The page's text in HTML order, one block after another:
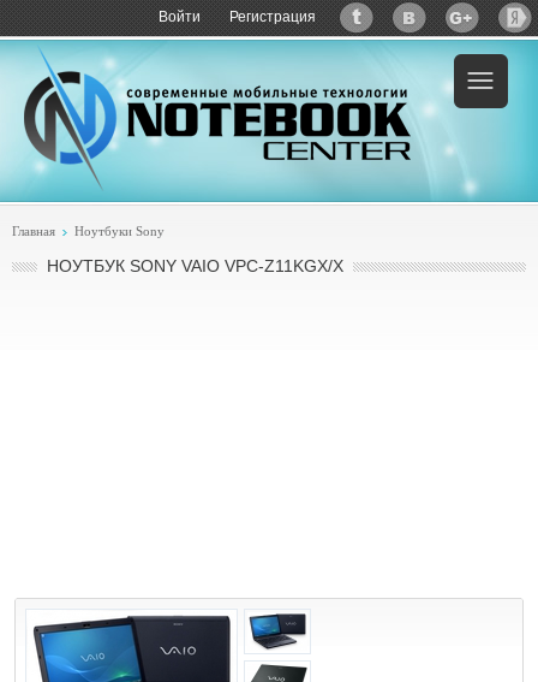
Войти Регистрация
Пример:купить Sony VAIO VPC-Z11KGX/X
Главная Ноутбуки Sony
НОУТБУК SONY VAIO VPC-Z11KGX/X